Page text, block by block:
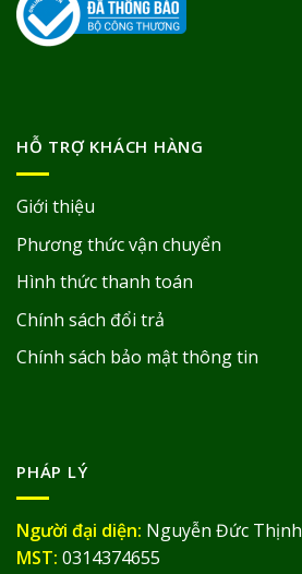
HỖ TRỢ KHÁCH HÀNG
Giới thiệu
Phương thức vận chuyển
Hình thức thanh toán
Chính sách đổi trả
Chính sách bảo mật thông tin
PHÁP LÝ
Người đại diện: Nguyễn Đức Thịnh
MST: 0314374655